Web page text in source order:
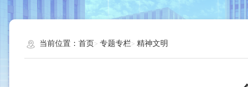
当前位置： 首页 专题专栏 精神文明